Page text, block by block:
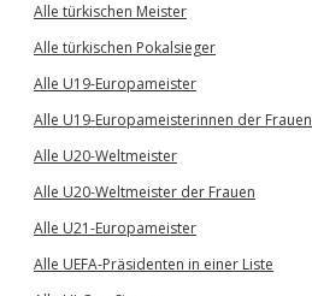
Alle türkischen Meister
Alle türkischen Pokalsieger
Alle U19-Europameister
Alle U19-Europameisterinnen der Frauen
Alle U20-Weltmeister
Alle U20-Weltmeister der Frauen
Alle U21-Europameister
Alle UEFA-Präsidenten in einer Liste